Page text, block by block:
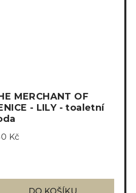
MERCHANT OF
- LILY - toaletní
Kč